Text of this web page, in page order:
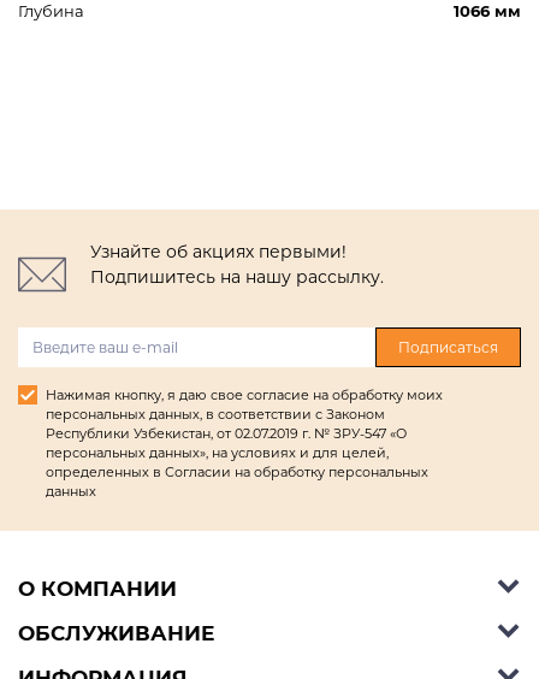
Глубина
1066 мм
Узнайте об акциях первыми!
Подпишитесь на нашу рассылку.
Подписаться
Нажимая кнопку, я даю свое согласие на обработку моих
персональных данных, в соответствии с Законом
Республики Узбекистан, от 02.07.2019 г. № ЗРУ-547 «О
персональных данных», на условиях и для целей,
определенных в Согласии на обработку персональных
данных
О КОМПАНИИ
Об Ashley Furniture HomeStore
ОБСЛУЖИВАНИЕ